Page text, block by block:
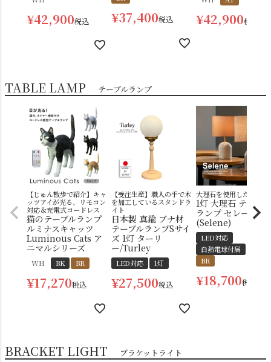
¥42,900税込 ¥37,400税込 ¥42,900税込
TABLE LAMP テーブルランプ
【じゅん散歩で紹介】キャ
ッツアイが光る、リモコン
対応＆充電式コードレス
猫のテーブルランプ
ルミナスキャッツ
Luminous Cats ア
ニマルシリーズ
WH BK BR
¥17,270税込
【受注生産】職人の手で木
を加工しているスタンドラ
イト
日本製 真鍮 ブナ材
テーブルランプSサイ
ズ 1灯 ターリ
ー/Turley
LED対応 1灯
¥27,500税込
大理石を使用した
1灯 大理石 テーブル
ランプ セレーネ
(Selene)
LED対応
白熱電球付属
BR
¥18,700税込
BRACKET LIGHT ブラケットライト